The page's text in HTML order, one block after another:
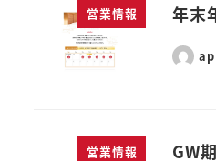
営業情報 年末
営業情報
GW